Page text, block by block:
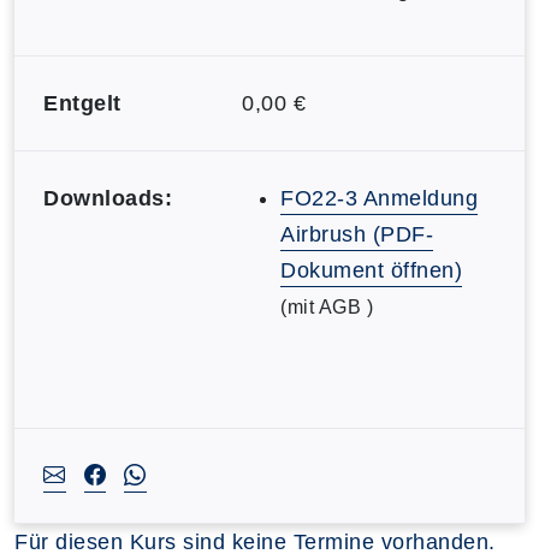
Entgelt 0,00 €
Downloads:
FO22-3 Anmeldung
Airbrush (PDF-
Dokument öffnen)
(mit AGB )
Für diesen Kurs sind keine Termine vorhanden.